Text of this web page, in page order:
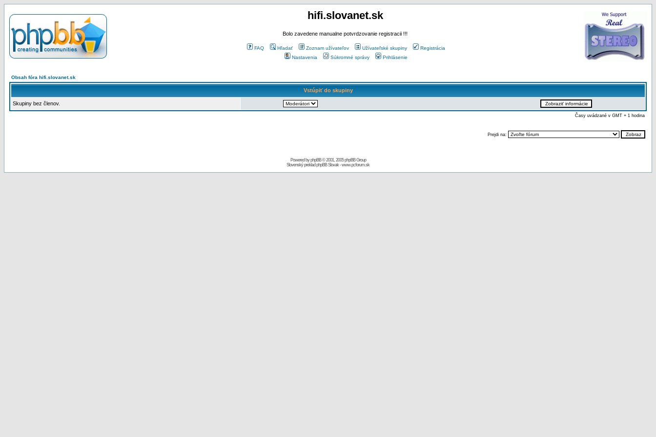
hifi.slovanet.sk
Bolo zavedene manualne potvrdzovanie registracii !!!
FAQ Hľadať Zoznam užívateľov Užívateľské skupiny
Registrácia
Nastavenia
Súkromné správy Prihlásenie
Obsah fóra hifi.slovanet.sk
Vstúpiť do skupiny
Skupiny bez členov.
Časy uvádzané v GMT + 1 hodina
Prejdi na:
Powered byphpBB© 2001, 2005 phpBB Group
Slovenský preklad phpBB Slovak-www.pcforum.sk